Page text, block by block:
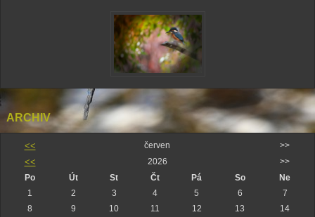
ARCHIV
<< červen >>
<< 2026
>>
Po
Út St Čt Pá So
Ne
1
2 3 4 5 6
7
8
9 10 11 12 13
14